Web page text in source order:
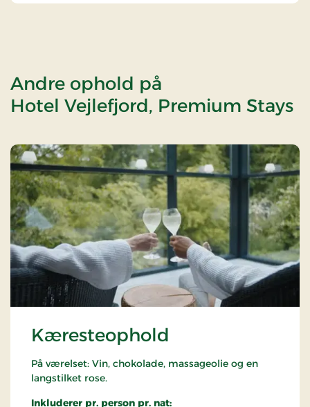
Andre ophold på
Hotel Vejlefjord, Premium Stays
Kæresteophold
På værelset: Vin, chokolade, massageolie og en
langstilket rose.
Inkluderer pr. person pr. nat: